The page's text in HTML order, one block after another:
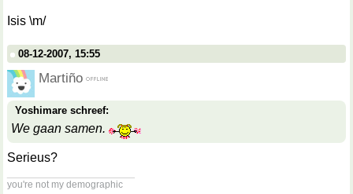
Isis \m/
08-12-2007, 15:55
Martiño
Yoshimare schreef:
We gaan samen.
Serieus?
you're not my demographic